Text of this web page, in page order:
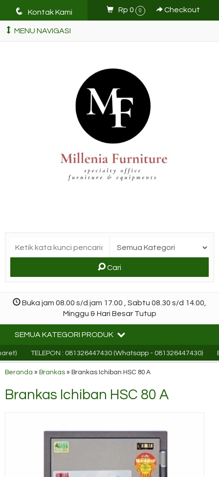
q Kontak Kami Rp 0 0 Checkout
MENU NAVIGASI
Cari
Buka jam 08.00 s/d jam 17.00 , Sabtu 08.30 s/d 14.00,
Minggu & Hari Besar Tutup
SEMUA KATEGORI PRODUK
TELEPON : 081326447430 (Whatsapp - 081326447430)
Beranda » Brankas » Brankas Ichiban HSC 80 A
Brankas Ichiban HSC 80 A